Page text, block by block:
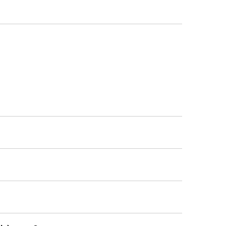
de la TD la plus
que les comptes
pourrait
rendez-vous sur
du